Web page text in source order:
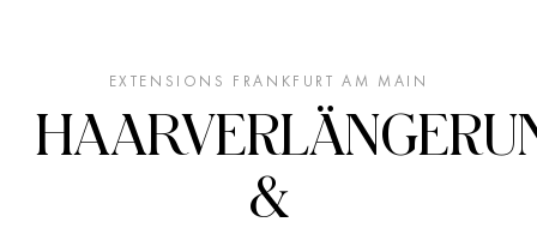
EXTENSIONS FRANKFURT AM MAIN
&